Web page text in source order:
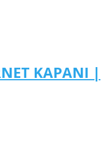
KAPANI |